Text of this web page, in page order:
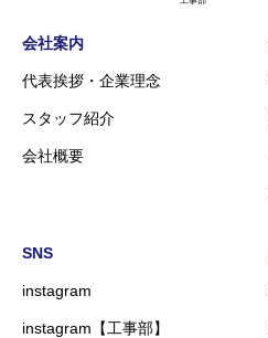
会社案内
代表挨拶・企業理念
スタッフ紹介
会社概要
SNS
instagram
instagram【工事部】